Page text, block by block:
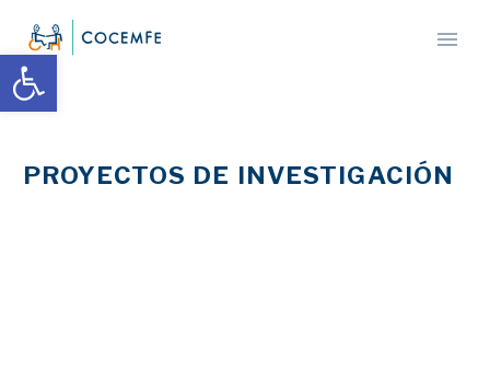
Abrir barra de herramientas
PROYECTOS DE INVESTIGACIÓN